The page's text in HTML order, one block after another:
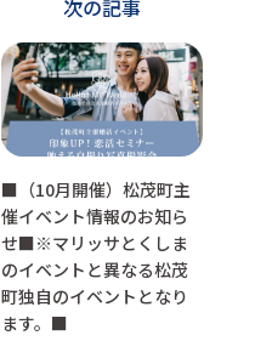
次の記事
■（10月開催）松茂町主
催イベント情報のお知ら
せ■※マリッサとくしま
のイベントと異なる松茂
町独自のイベントとなり
ます。■